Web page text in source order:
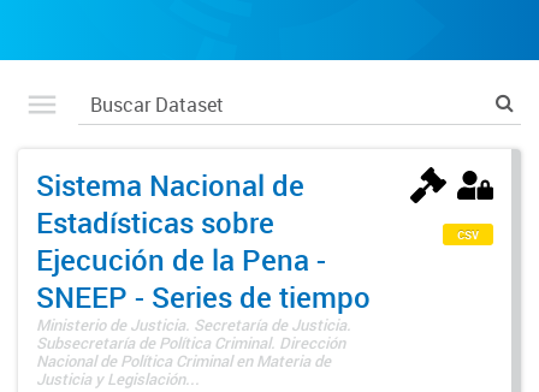
Sistema Nacional de
Estadísticas sobre
Ejecución de la Pena -
SNEEP - Series de tiempo
Ministerio de Justicia. Secretaría de Justicia.
Subsecretaría de Política Criminal. Dirección
Nacional de Política Criminal en Materia de
Justicia y Legislación...
csv